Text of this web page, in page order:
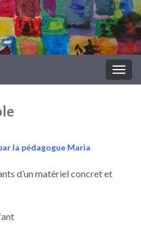
la pédagogue Maria
d’un matériel concret et